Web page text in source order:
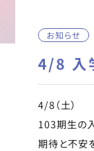
お知らせ
4/8 入
4/8（土）
103期生の
期待と不安